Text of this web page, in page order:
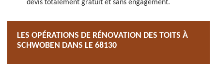
devis totalement gratuit et sans engagement.
LES OPÉRATIONS DE RÉNOVATION DES TOITS À
SCHWOBEN DANS LE 68130